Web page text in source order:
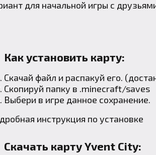
для начальной игры с
Как установить карту:
Скачай файл и распакуй его.
Скопируй папку в .minecraft/saves
Выбери в игре данное сохранение.
инструкция по установке
Скачать карту Yvent City: